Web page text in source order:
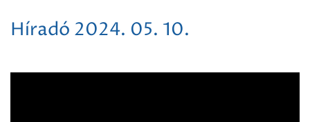
Híradó 2024. 05. 10.